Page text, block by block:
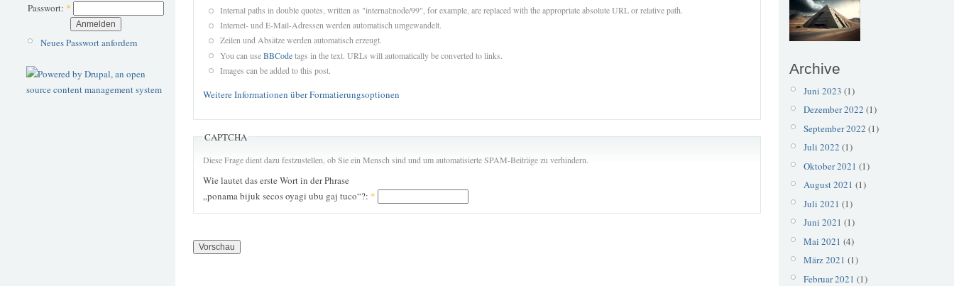
Passwort: *
Neues Passwort anfordern
Internal paths in double quotes, written as "internal:node/99", for example, are replaced with the appropriate absolute URL or relative path.
Internet- und E-Mail-Adressen werden automatisch umgewandelt.
Zeilen und Absätze werden automatisch erzeugt.
You can useBBCodetags in the text. URLs will automatically be converted to links.
Images can be added to this post.
Weitere Informationen über Formatierungsoptionen
CAPTCHA
Diese Frage dient dazu festzustellen, ob Sie ein Mensch sind und um automatisierte SPAM-Beiträge zu verhindern.
Wie lautet das erste Wort in der Phrase
„ponama bijuk secos oyagi ubu gaj tuco“?: *
Archive
Juni 2023 (1)
Dezember 2022 (1)
September 2022 (1)
Juli 2022 (1)
Oktober 2021 (1)
August 2021 (1)
Juli 2021 (1)
Juni 2021 (1)
Mai 2021 (4)
März 2021 (1)
Februar 2021 (1)